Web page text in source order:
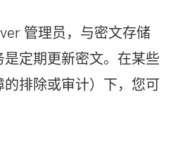
管理员，与密文存储
定期更新密文。在某些
排除或审计）下，您可